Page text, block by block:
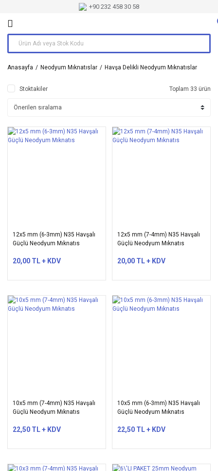
+90 232 458 30 58
Anasayfa Neodyum Mıknatıslar Havşa Delikli Neodyum Mıknatıslar
Stoktakiler Toplam 33 ürün
12x5 mm (6-3mm) N35 Havşalı
Güçlü Neodyum Mıknatıs
20,00 TL + KDV
12x5 mm (7-4mm) N35 Havşalı
Güçlü Neodyum Mıknatıs
20,00 TL + KDV
10x5 mm (7-4mm) N35 Havşalı
Güçlü Neodyum Mıknatıs
22,50 TL + KDV
10x5 mm (6-3mm) N35 Havşalı
Güçlü Neodyum Mıknatıs
22,50 TL + KDV